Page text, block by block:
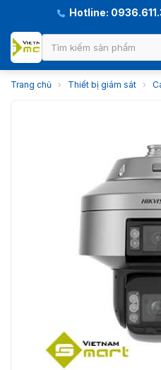
Hotline:
Trang chủ › Thiết bị giám sát ›